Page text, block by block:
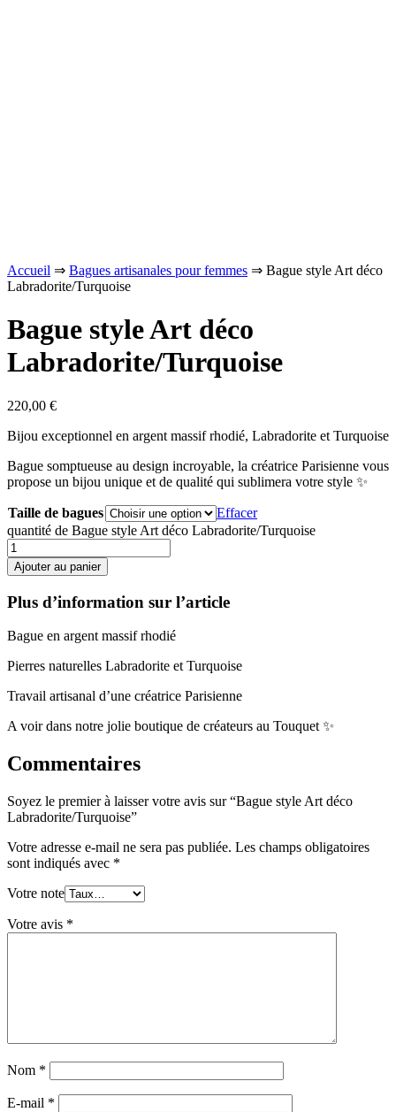
Accueil ⇒ Bagues artisanales pour femmes ⇒ Bague style Art déco
Labradorite/Turquoise
Bague style Art déco
Labradorite/Turquoise
220,00 €
Bijou exceptionnel en argent massif rhodié, Labradorite et Turquoise
Bague somptueuse au design incroyable, la créatrice Parisienne vous
propose un bijou unique et de qualité qui sublimera votre style ✨
Taille de bagues
Effacer
quantité de Bague style Art déco Labradorite/Turquoise
Ajouter au panier
Plus d’information sur l’article
Bague en argent massif rhodié
Pierres naturelles Labradorite et Turquoise
Travail artisanal d’une créatrice Parisienne
A voir dans notre jolie boutique de créateurs au Touquet ✨
Commentaires
Soyez le premier à laisser votre avis sur “Bague style Art déco
Labradorite/Turquoise”
Votre adresse e-mail ne sera pas publiée. Les champs obligatoires
sont indiqués avec *
Votre note
Votre avis *
Nom *
E-mail *